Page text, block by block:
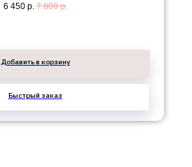
6 450 р. 7 800 р.
Добавить в корзину
Быстрый заказ